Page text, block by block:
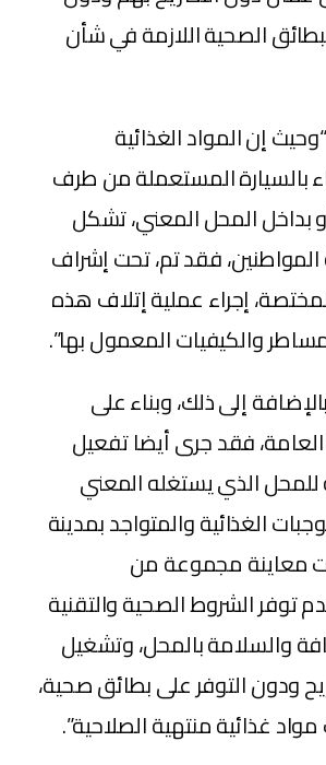
الصحية اللازمة في شأن
إن المواد الغذائية
بالسيارة المستعملة من طرف
بداخل المحل المعني، تشكل
فقد تم، تحت إشراف
إجراء عملية إتلاف هذه
والكيفيات المعمول بها”.
إلى ذلك، وبناء على
العامة، فقد جرى أيضا تفعيل
للمحل الذي يستغله المعني
الغذائية والمتواجد بمدينة
معاينة مجموعة من
توفر الشروط الصحية والتقنية
والسلامة بالمحل، وتشغيل
ودون التوفر على بطائق صحية،
غذائية منتهية الصلاحية”.